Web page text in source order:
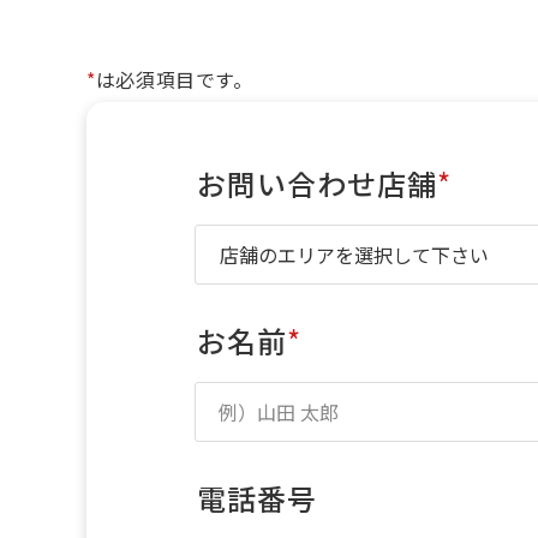
*は必須項目です。
お問い合わせ店舗*
お名前*
電話番号